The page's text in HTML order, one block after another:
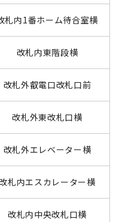
札内1番ホーム待合室横
改札内東階段横
改札外叡電口改札口前
改札外東改札口横
改札外エレベーター横
札内エスカレーター横
改札内中央改札口横